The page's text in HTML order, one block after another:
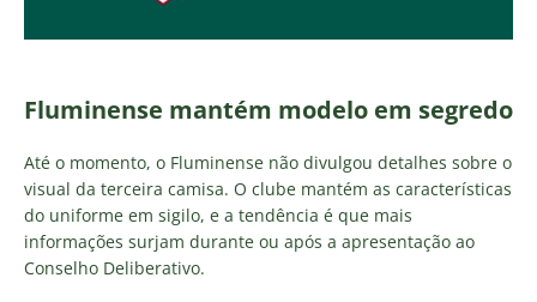
Fluminense mantém modelo em segredo
Até o momento, o Fluminense não divulgou detalhes sobre o
visual da terceira camisa. O clube mantém as características
do uniforme em sigilo, e a tendência é que mais
informações surjam durante ou após a apresentação ao
Conselho Deliberativo.